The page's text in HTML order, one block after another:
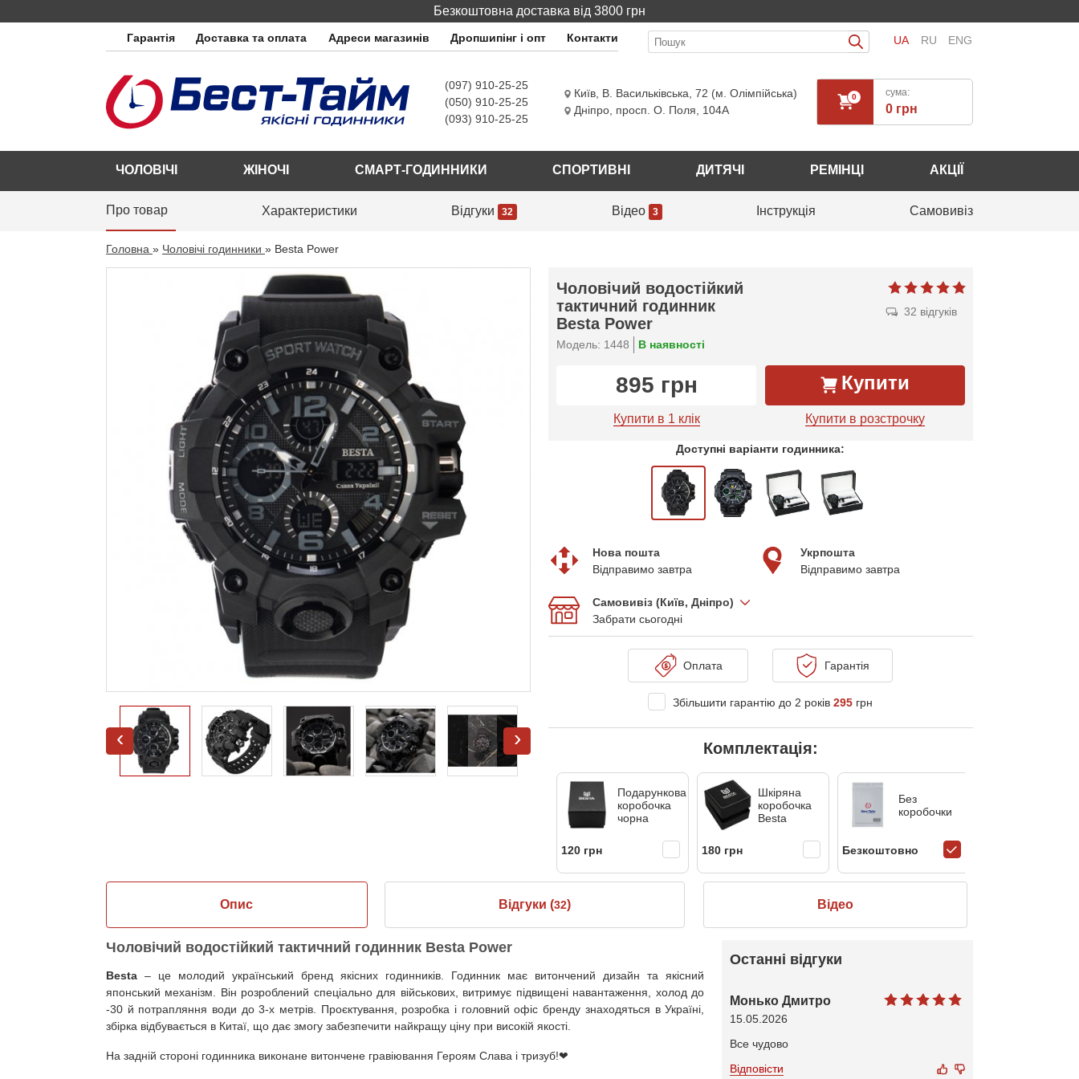
Безкоштовна доставка від 3800 грн
Гарантія Доставка та оплата Адреси магазинів Дропшипінг і опт Контакти UA RU ENG
(097) 910-25-25
(050) 910-25-25
(093) 910-25-25
Київ В. Васильківська, 72 (м. Олімпійська)
Дніпро просп. О. Поля, 104А
0 сума:
0 грн
ЧОЛОВІЧІ ЖІНОЧІ СМАРТ-ГОДИННИКИ СПОРТИВНІ ДИТЯЧІ РЕМІНЦІ АКЦІЇ
Про товар Характеристики Відгуки 32 Відео 3 Інструкція Самовивіз
Головна » Чоловічі годинники » Besta Power
‹ ›
Чоловічий водостійкий
тактичний годинник
Besta Power
Модель: 1448 В наявності
32 відгуків
895 грн Купити
Купити в 1 клік Купити в розстрочку
Доступні варіанти годинника:
Нова пошта
Відправимо завтра
Укрпошта
Відправимо завтра
Самовивіз (Київ, Дніпро)
Забрати сьогодні
Оплата Гарантія
Збільшити гарантію до 2 років 295 грн
Комплектація:
Подарункова
коробочка
чорна
120 грн
Шкіряна
коробочка
Besta
180 грн
Без
коробочки
Безкоштовно
Опис Відгуки (32) Відео
Чоловічий водостійкий тактичний годинник Besta Power
Besta – це молодий український бренд якісних годинників. Годинник має витончений дизайн та якісний
японський механізм. Він розроблений спеціально для військових, витримує підвищені навантаження, холод до
-30 й потрапляння води до 3-х метрів. Проєктування, розробка і головний офіс бренду знаходяться в Україні,
збірка відбувається в Китаї, що дає змогу забезпечити найкращу ціну при високій якості.
На задній стороні годинника виконане витончене гравіювання Героям Слава і тризуб!❤
Останні відгуки
Монько Дмитро
15.05.2026
Все чудово
Відповісти